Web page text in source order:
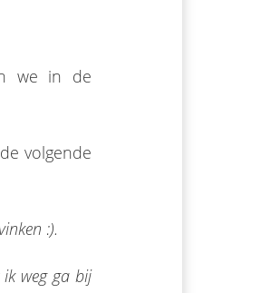
we in de
volgende
:).
weg ga bij